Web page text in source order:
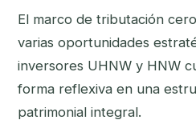
El marco de tributación
varias oportunidades
inversores UHNW y HNW
forma reflexiva en una
patrimonial integral.